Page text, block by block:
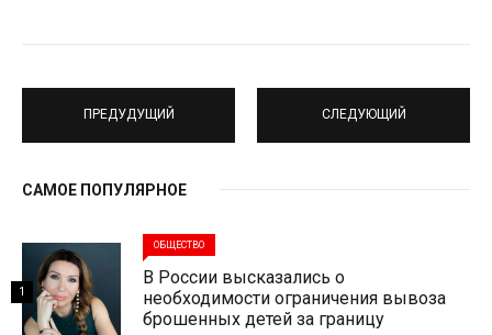
ПРЕДУДУЩИЙ СЛЕДУЮЩИЙ
САМОЕ ПОПУЛЯРНОЕ
ОБЩЕСТВО
В России высказались о
необходимости ограничения вывоза
брошенных детей за границу
1